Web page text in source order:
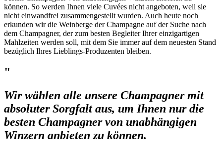
können. So werden Ihnen viele Cuvées nicht angeboten, weil sie
nicht einwandfrei zusammengestellt wurden. Auch heute noch
erkunden wir die Weinberge der Champagne auf der Suche nach
dem Champagner, der zum besten Begleiter Ihrer einzigartigen
Mahlzeiten werden soll, mit dem Sie immer auf dem neuesten Stand
bezüglich Ihres Lieblings-Produzenten bleiben.
"
Wir wählen alle unsere Champagner mit
absoluter Sorgfalt aus, um Ihnen nur die
besten Champagner von unabhängigen
Winzern anbieten zu können.